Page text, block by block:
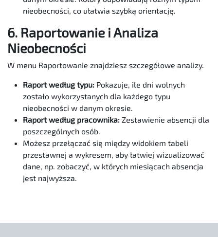
nieobecności, co ułatwia szybką orientację.
6. Raportowanie i Analiza
Nieobecności
W menu Raportowanie znajdziesz szczegółowe analizy.
Raport według typu: Pokazuje, ile dni wolnych
zostało wykorzystanych dla każdego typu
nieobecności w danym okresie.
Raport według pracownika: Zestawienie absencji dla
poszczególnych osób.
Możesz przełączać się między widokiem tabeli
przestawnej a wykresem, aby łatwiej wizualizować
dane, np. zobaczyć, w których miesiącach absencja
jest najwyższa.